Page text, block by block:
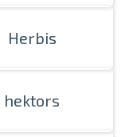
Herbis
hektors